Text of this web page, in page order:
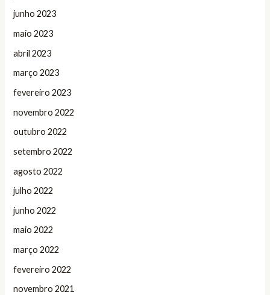
junho 2023
maio 2023
abril 2023
março 2023
fevereiro 2023
novembro 2022
outubro 2022
setembro 2022
agosto 2022
julho 2022
junho 2022
maio 2022
março 2022
fevereiro 2022
novembro 2021